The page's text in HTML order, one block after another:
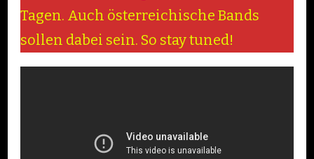
Tagen. Auch österreichische Bands
sollen dabei sein. So stay tuned!